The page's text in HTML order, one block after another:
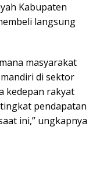
Kabupaten
langsung
masyarakat
di sektor
kedepan rakyat
pendapatan
ini,” ungkapnya